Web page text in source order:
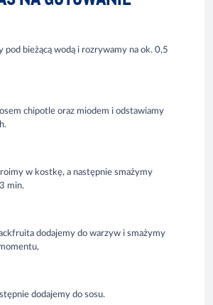
pod bieżącą wodą i rozrywamy na ok. 0,5
chipotle oraz miodem i odstawiamy
w kostkę, a następnie smażymy
min.
dodajemy do warzyw i smażymy
dodajemy do sosu.